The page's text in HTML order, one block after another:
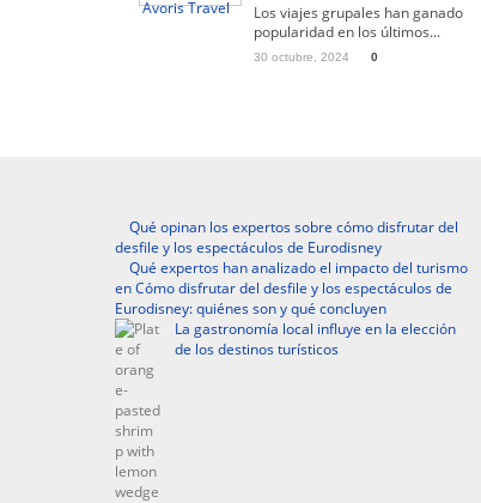
Los viajes grupales han ganado
popularidad en los últimos...
30 octubre, 2024 0
Qué opinan los expertos sobre cómo disfrutar del
desfile y los espectáculos de Eurodisney
Qué expertos han analizado el impacto del turismo
en Cómo disfrutar del desfile y los espectáculos de
Eurodisney: quiénes son y qué concluyen
La gastronomía local influye en la elección
de los destinos turísticos